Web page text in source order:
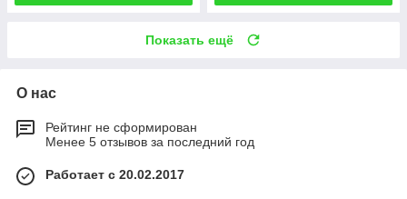
Показать ещё
О нас
Рейтинг не сформирован
Менее 5 отзывов за последний год
Работает с 20.02.2017